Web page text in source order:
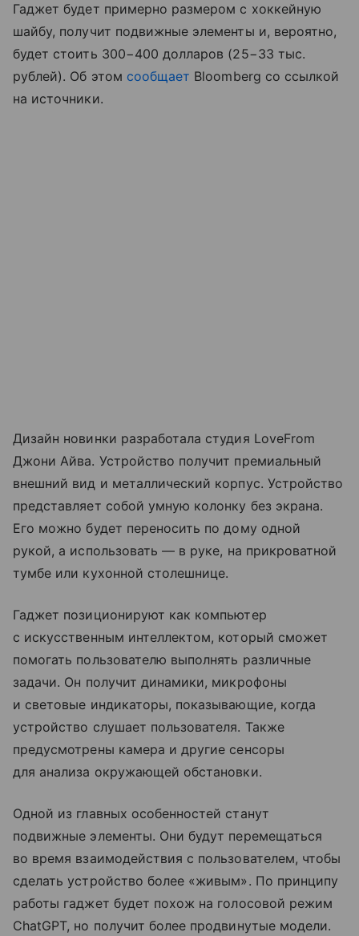
Гаджет будет примерно размером с хоккейную
шайбу, получит подвижные элементы и, вероятно,
будет стоить 300−400 долларов (25−33 тыс.
рублей). Об этом сообщает Bloomberg со ссылкой
на источники.
Дизайн новинки разработала студия LoveFrom
Джони Айва. Устройство получит премиальный
внешний вид и металлический корпус. Устройство
представляет собой умную колонку без экрана.
Его можно будет переносить по дому одной
рукой, а использовать — в руке, на прикроватной
тумбе или кухонной столешнице.
Гаджет позиционируют как компьютер
с искусственным интеллектом, который сможет
помогать пользователю выполнять различные
задачи. Он получит динамики, микрофоны
и световые индикаторы, показывающие, когда
устройство слушает пользователя. Также
предусмотрены камера и другие сенсоры
для анализа окружающей обстановки.
Одной из главных особенностей станут
подвижные элементы. Они будут перемещаться
во время взаимодействия с пользователем, чтобы
сделать устройство более «живым». По принципу
работы гаджет будет похож на голосовой режим
ChatGPT, но получит более продвинутые модели.